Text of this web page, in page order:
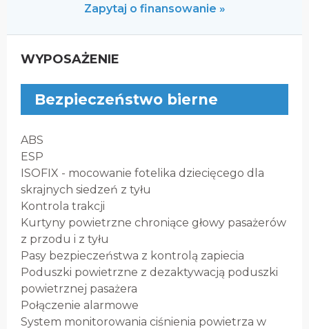
Zapytaj o finansowanie »
WYPOSAŻENIE
Bezpieczeństwo bierne
ABS
ESP
ISOFIX - mocowanie fotelika dziecięcego dla
skrajnych siedzeń z tyłu
Kontrola trakcji
Kurtyny powietrzne chroniące głowy pasażerów
z przodu i z tyłu
Pasy bezpieczeństwa z kontrolą zapiecia
Poduszki powietrzne z dezaktywacją poduszki
powietrznej pasażera
Połączenie alarmowe
System monitorowania ciśnienia powietrza w